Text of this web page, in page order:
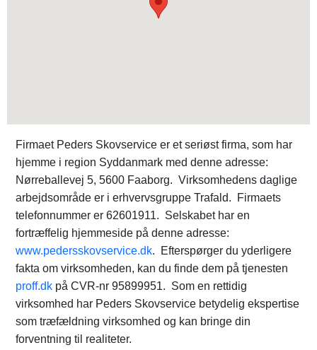
Firmaet Peders Skovservice er et seriøst firma, som har
hjemme i region Syddanmark med denne adresse:
Nørreballevej 5, 5600 Faaborg. Virksomhedens daglige
arbejdsområde er i erhvervsgruppe Trafald. Firmaets
telefonnummer er 62601911. Selskabet har en
fortræffelig hjemmeside på denne adresse:
www.pedersskovservice.dk. Efterspørger du yderligere
fakta om virksomheden, kan du finde dem på tjenesten
proff.dk på CVR-nr 95899951. Som en rettidig
virksomhed har Peders Skovservice betydelig ekspertise
som træfældning virksomhed og kan bringe din
forventning til realiteter.